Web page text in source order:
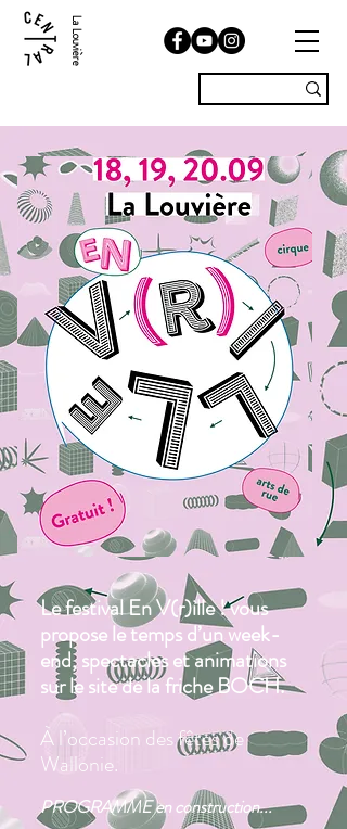
La Louvière
Le festival En V(r)ille ! vous
propose le temps d’un week-
end, spectacles et animations
sur le site de la friche BOCH.
À l’occasion des fêtes de
Wallonie.
PROGRAMME en construction...​